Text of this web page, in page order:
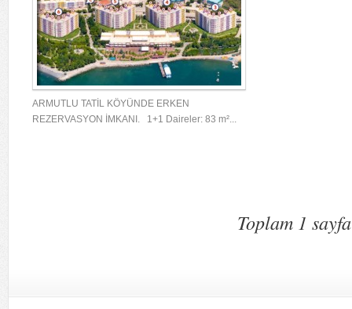
ARMUTLU TATİL KÖYÜNDE ERKEN
REZERVASYON İMKANI. 1+1 Daireler: 83 m²...
Toplam 1